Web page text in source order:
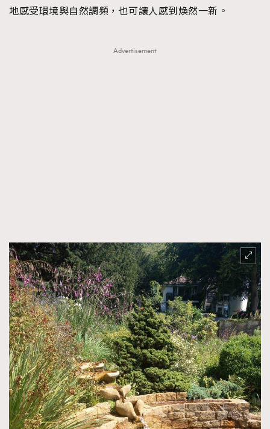
地感受環境與自然調頻，也可讓人感到煥然一新。
Advertisement